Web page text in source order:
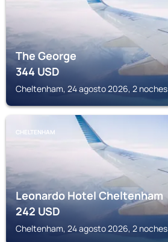
The George
344USD
Cheltenham, 24 agosto 2026, 2 noches
CHELTENHAM
Leonardo Hotel Cheltenham
242USD
Cheltenham, 24 agosto 2026, 2 noches